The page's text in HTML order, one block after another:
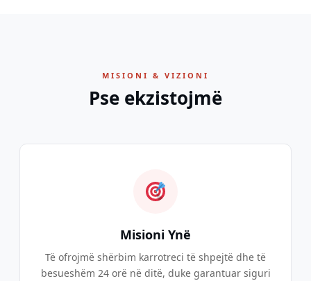
MISIONI & VIZIONI
Pse ekzistojmë
Misioni Ynë
Të ofrojmë shërbim karrotreci të shpejtë dhe të
besueshëm 24 orë në ditë, duke garantuar siguri